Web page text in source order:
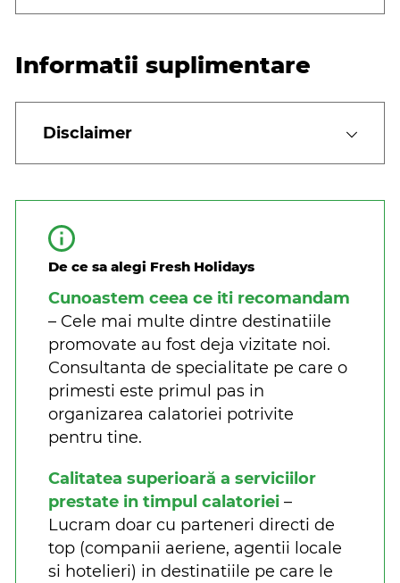
Informatii suplimentare
Disclaimer
De ce sa alegi Fresh Holidays
Cunoastem ceea ce iti recomandam
– Cele mai multe dintre destinatiile
promovate au fost deja vizitate noi.
Consultanta de specialitate pe care o
primesti este primul pas in
organizarea calatoriei potrivite
pentru tine.
Calitatea superioară a serviciilor
prestate in timpul calatoriei –
Lucram doar cu parteneri directi de
top (companii aeriene, agentii locale
si hotelieri) in destinatiile pe care le